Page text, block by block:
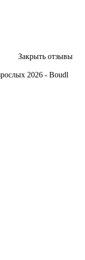
Закрыть отзывы